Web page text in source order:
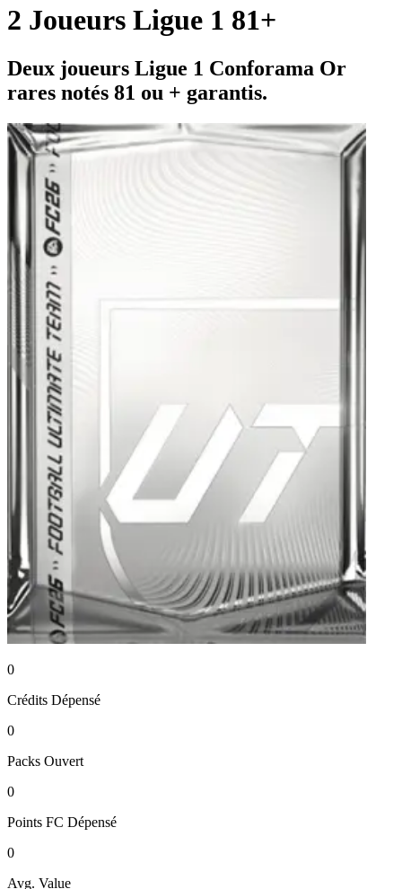
2 Joueurs Ligue 1 81+
Deux joueurs Ligue 1 Conforama Or
rares notés 81 ou + garantis.
0
Crédits Dépensé
0
Packs Ouvert
0
Points FC Dépensé
0
Avg. Value